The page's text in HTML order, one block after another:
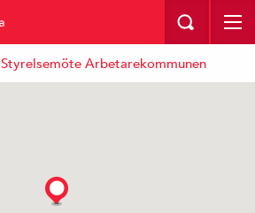
Styrelsemöte Arbetarekommunen